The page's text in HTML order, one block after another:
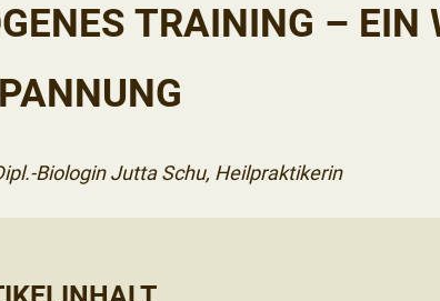
TRAINING – EIN
Biologin Jutta Schu, Heilpraktikerin